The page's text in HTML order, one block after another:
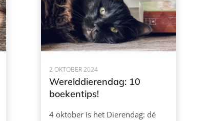
2 OKTOBER 2024
Werelddierendag: 10
boekentips!
4 oktober is het Dierendag: dé